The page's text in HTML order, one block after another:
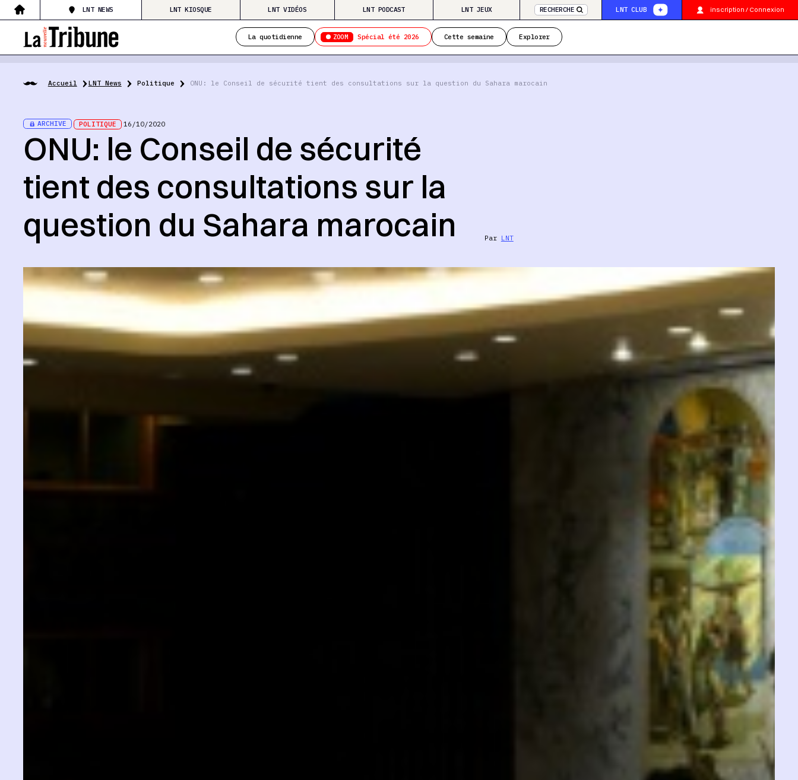
LNT NEWS LNT KIOSQUE LNT VIDÉOS LNT PODCAST LNT JEUX RECHERCHE LNT CLUB inscription / Connexion
La quotidienne ZOOM Spécial été 2026 Cette semaine Explorer
Accueil LNT News Politique ONU: le Conseil de sécurité tient des consultations sur la question du Sahara marocain
ARCHIVE POLITIQUE 16/10/2020
ONU: le Conseil de sécurité
tient des consultations sur la
question du Sahara marocain
Par LNT